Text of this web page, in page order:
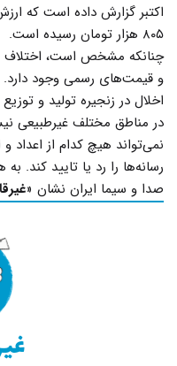
اکتبر گزارش داده است که
۸۰۵ هزار تومان رسیده است.
چنانکه مشخص است، اختلاف
و قیمت‌های رسمی وجود دارد.
اخلال در زنجیره تولید و
در مناطق مختلف غیرطبیعی
نمی‌تواند هیچ کدام از اعداد
رسانه‌ها را رد یا تایید کند.
صدا و سیما ایران نشان «